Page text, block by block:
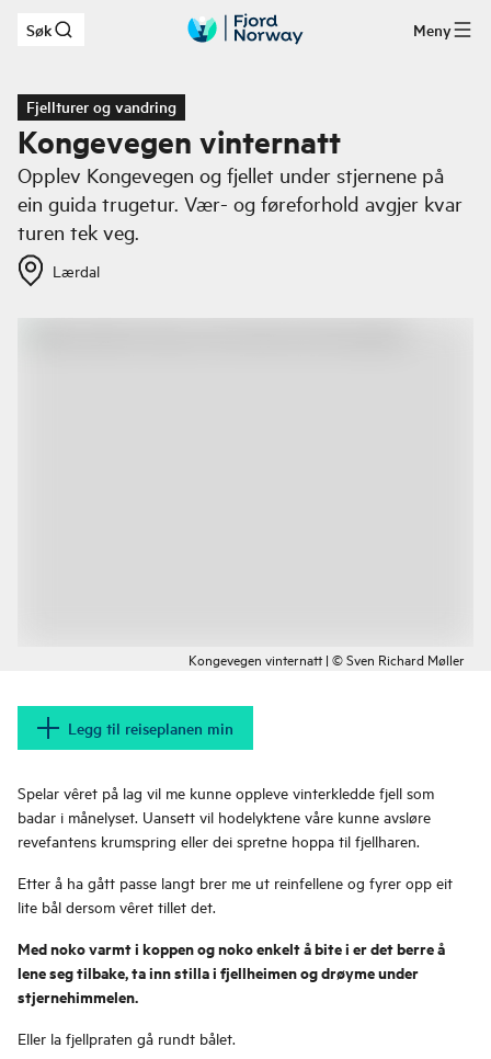
Hopp til hovedinnhold
Søk Meny
Fjellturer og vandring
Kongevegen vinternatt
Opplev Kongevegen og fjellet under stjernene på
ein guida trugetur. Vær- og føreforhold avgjer kvar
turen tek veg.
Lærdal
Kongevegen vinternatt | © Sven Richard Møller
Legg til reiseplanen min
Spelar vêret på lag vil me kunne oppleve vinterkledde fjell som
badar i månelyset. Uansett vil hodelyktene våre kunne avsløre
revefantens krumspring eller dei spretne hoppa til fjellharen.
Etter å ha gått passe langt brer me ut reinfellene og fyrer opp eit
lite bål dersom vêret tillet det.
Med noko varmt i koppen og noko enkelt å bite i er det berre å
lene seg tilbake, ta inn stilla i fjellheimen og drøyme under
stjernehimmelen.
Eller la fjellpraten gå rundt bålet.